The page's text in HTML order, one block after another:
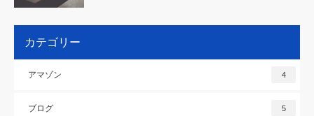
カテゴリー
アマゾン 4
ブログ 5